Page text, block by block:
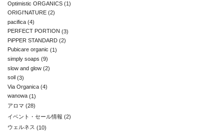
Optimistic ORGANICS (1)
ORIGI'NATURE (2)
pacifica (4)
PERFECT PORTION (3)
PiPPER STANDARD (2)
Pubicare organic (1)
simply soaps (9)
slow and glow (2)
soil (3)
Via Organica (4)
wanowa (1)
アロマ (28)
イベント・セール情報 (2)
ウェルネス (10)